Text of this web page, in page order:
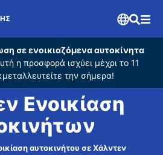
σε ενοικιαζόμενα αυτοκίνητα
η προσφορά ισχύει μέχρι το 11
την σήμερα!
Ενοικίαση
αυτοκινήτου σε Χάλντεν